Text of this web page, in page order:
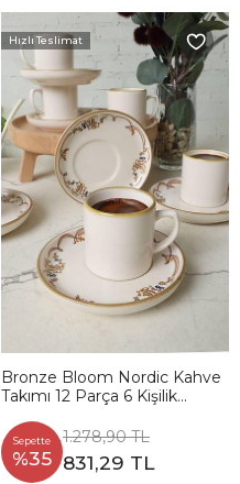
Hızlı Teslimat
Bronze Bloom Nordic Kahve
Takımı 12 Parça 6 Kişilik
Sepette
%35
1.278,90 TL
831,29 TL